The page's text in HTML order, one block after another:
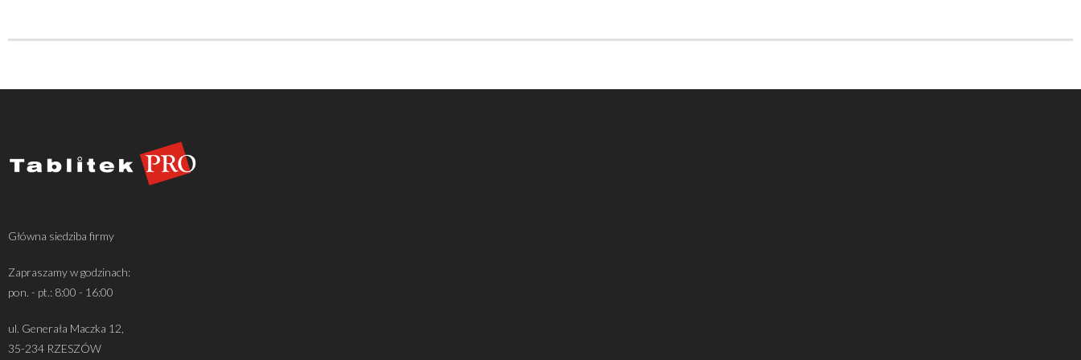
Główna siedziba firmy
Zapraszamy w godzinach:
pon. - pt.: 8:00 - 16:00
ul. Generała Maczka 12,
35-234 RZESZÓW